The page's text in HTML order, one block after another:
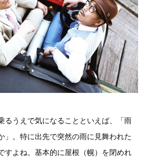
るうえで気になることといえば、「雨
」。特に出先で突然の雨に見舞われた
すよね。基本的に屋根（幌）を閉めれ